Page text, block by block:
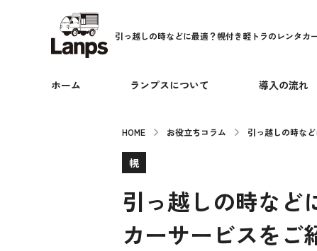
引っ越しの時などに最適？幌付き軽トラのレンタカ
ホーム ランプスについて 導入の流れ
HOME お役立ちコラム 引っ越しの時な
幌
引っ越しの時など
カーサービスをご